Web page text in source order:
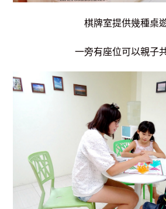
棋牌室提供幾種桌
一旁有座位可以親子